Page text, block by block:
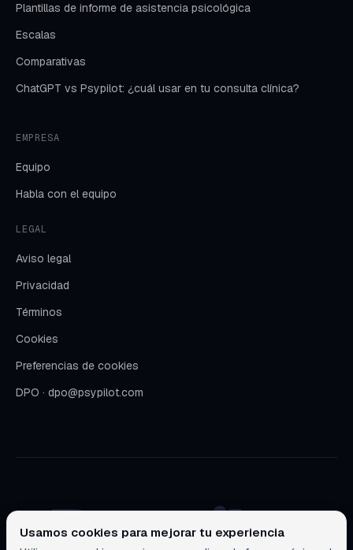
Plantillas de informe de asistencia psicológica
Escalas
Comparativas
ChatGPT vs Psypilot: ¿cuál usar en tu consulta clínica?
EMPRESA
Equipo
Habla con el equipo
LEGAL
Aviso legal
Privacidad
Términos
Cookies
Preferencias de cookies
DPO · dpo@psypilot.com
Usamos cookies para mejorar tu experiencia